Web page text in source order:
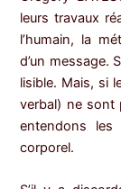
leurs travaux
l’humain, la
d’un message.
lisible. Mais, si
verbal) ne sont
entendons les
corporel.